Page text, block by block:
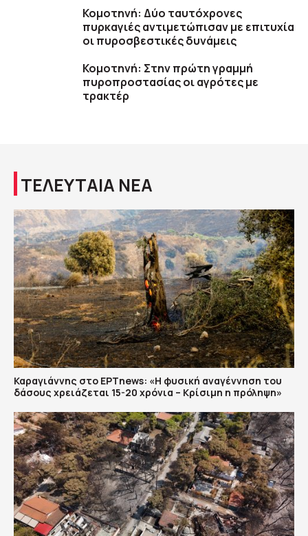
Κομοτηνή: Δύο ταυτόχρονες
πυρκαγιές αντιμετώπισαν με επιτυχία
οι πυροσβεστικές δυνάμεις
Κομοτηνή: Στην πρώτη γραμμή
πυροπροστασίας οι αγρότες με
τρακτέρ
ΤΕΛΕΥΤΑΙΑ ΝΕΑ
Καραγιάννης στο ΕΡΤnews: «Η φυσική αναγέννηση του
δάσους χρειάζεται 15-20 χρόνια – Κρίσιμη η πρόληψη»